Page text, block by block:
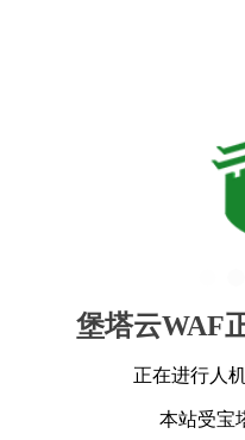
堡塔云WAF
正在进行人
本站受宝